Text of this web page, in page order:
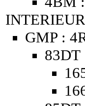
GMP :
83DT